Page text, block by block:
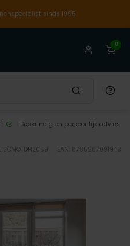
sinds 1995
0
Deskundig en persoonlijk advies
EAN: 8785267091948